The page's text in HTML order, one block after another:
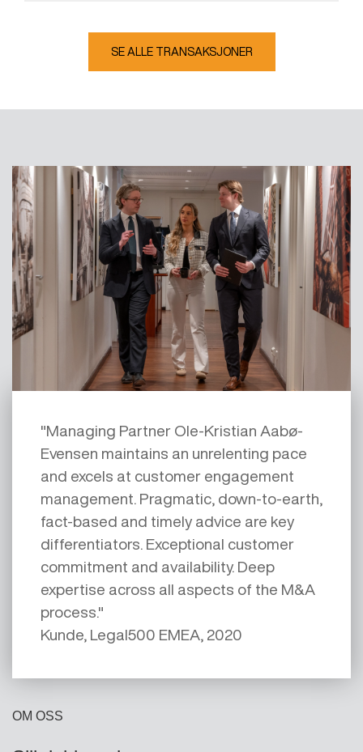
SE ALLE TRANSAKSJONER
"Managing Partner Ole-Kristian Aabø-
Evensen maintains an unrelenting pace
and excels at customer engagement
management. Pragmatic, down-to-earth,
fact-based and timely advice are key
differentiators. Exceptional customer
commitment and availability. Deep
expertise across all aspects of the M&A
process."
Kunde, Legal500 EMEA, 2020
OM OSS